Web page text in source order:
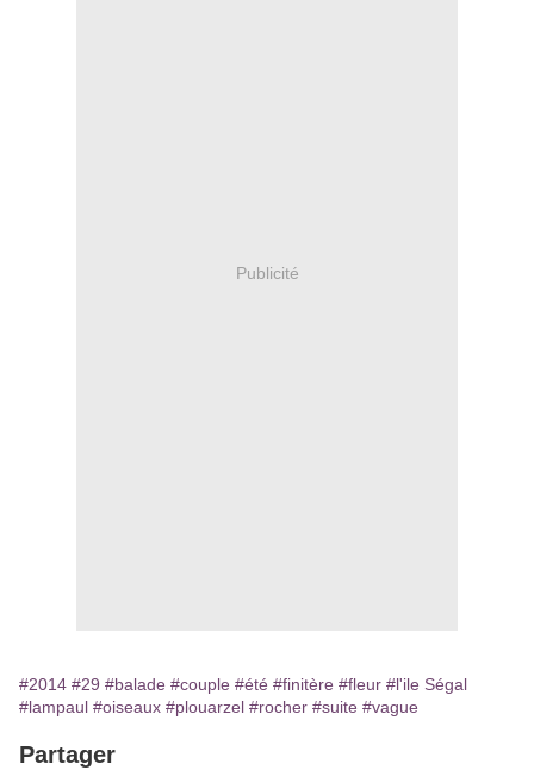
Publicité
#2014 #29 #balade #couple #été #finitère #fleur #l'ile Ségal
#lampaul #oiseaux #plouarzel #rocher #suite #vague
Partager